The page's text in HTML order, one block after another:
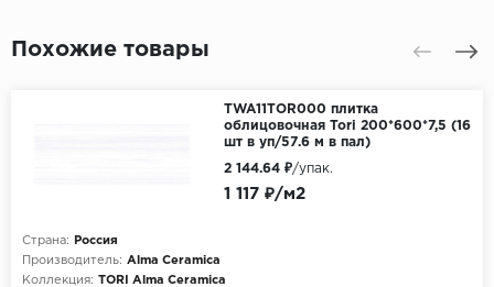
Похожие товары
TWA11TOR000 плитка
облицовочная Tori 200*600*7,5 (16
шт в уп/57.6 м в пал)
Страна:
Россия
Производитель: Alma Ceramica
Коллекция: TORI Alma Ceramica
1 117 ₽/м2
2 144.64 ₽/упак.